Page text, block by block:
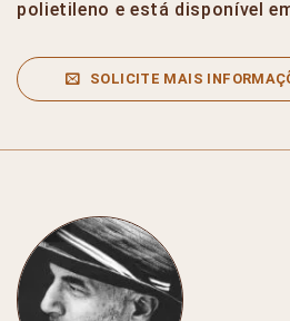
polietileno e está disponível
SOLICITE MAIS